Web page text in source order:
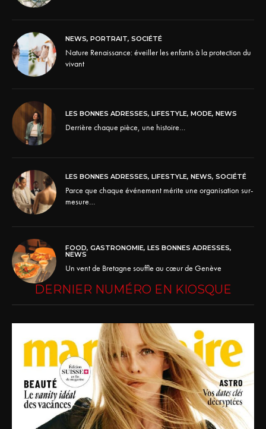
NEWS, PORTRAIT, SOCIÉTÉ
Nature Renaissance: éveiller les enfants à la protection du
vivant
LES BONNES ADRESSES, LIFESTYLE, MODE, NEWS
Derrière chaque pièce, une histoire…
LES BONNES ADRESSES, LIFESTYLE, NEWS, SOCIÉTÉ
Parce que chaque événement mérite une organisation sur-
mesure…
FOOD, GASTRONOMIE, LES BONNES ADRESSES,
NEWS
Un vent de Bretagne souffle au cœur de Genève
DERNIER NUMÉRO EN KIOSQUE